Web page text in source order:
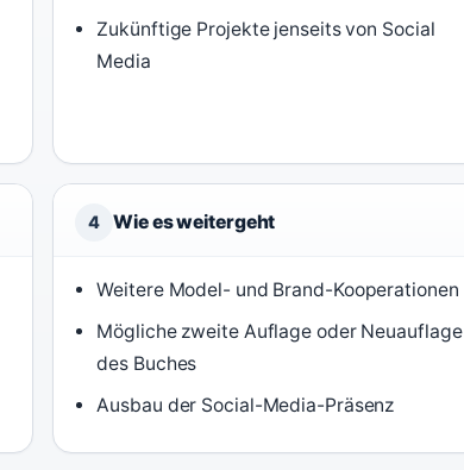
Zukünftige Projekte jenseits von Social
Media
4 Wie es weitergeht
Weitere Model- und Brand-Kooperationen
Mögliche zweite Auflage oder Neuauflage
des Buches
Ausbau der Social-Media-Präsenz